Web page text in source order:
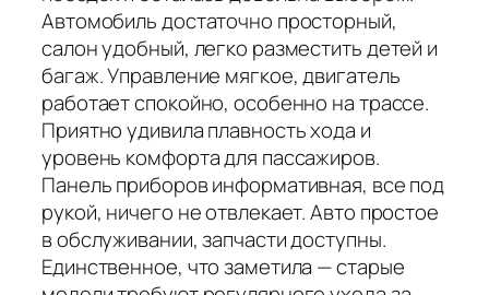
Автомобиль достаточно просторный,
салон удобный, легко разместить детей и
багаж. Управление мягкое, двигатель
работает спокойно, особенно на трассе.
Приятно удивила плавность хода и
уровень комфорта для пассажиров.
Панель приборов информативная, все под
рукой, ничего не отвлекает. Авто простое
в обслуживании, запчасти доступны.
Единственное, что заметила — старые